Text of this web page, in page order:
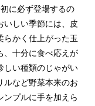
に必ず登場するの
いしい季節には、皮
らかく仕上がった玉
、十分に食べ応えが
しい種類のじゃがい
ルなど野菜本来のお
ンプルに手を加えら